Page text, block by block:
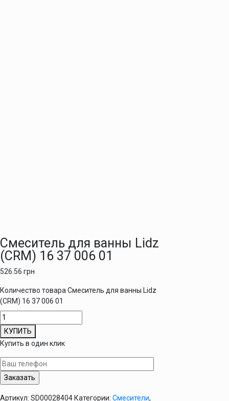
Смеситель для ванны Lidz
(CRM) 16 37 006 01
526.56 грн
Количество товара Смеситель для ванны Lidz
(CRM) 16 37 006 01
КУПИТЬ
Купить в один клик
Артикул: SD00028404 Категории: Смесители,